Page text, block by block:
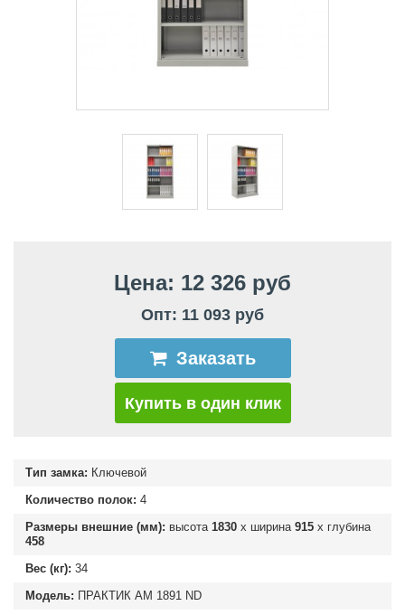
Цена: 12 326 руб
Опт: 11 093 руб
Заказать
Купить в один клик
Тип замка: Ключевой
Количество полок: 4
Размеры внешние (мм): высота 1830 х ширина 915 х глубина
458
Вес (кг): 34
Модель: ПРАКТИК AM 1891 ND